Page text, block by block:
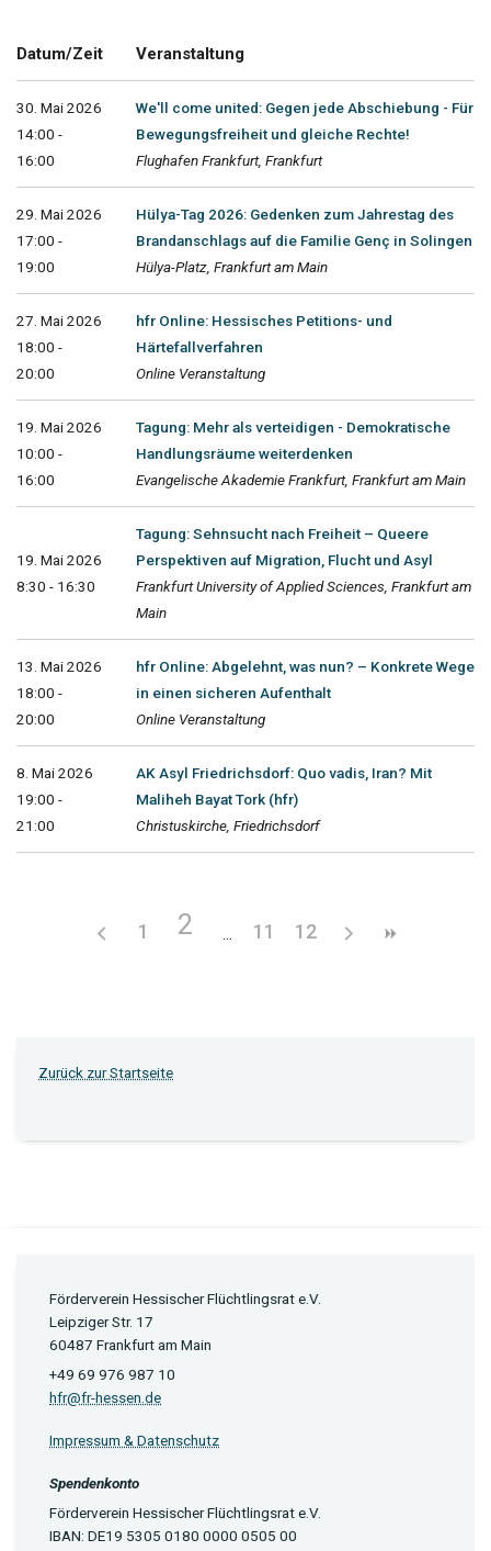
Datum/Zeit Veranstaltung
30. Mai 2026
14:00 -
16:00
We'll come united: Gegen jede Abschiebung - Für
Bewegungsfreiheit und gleiche Rechte!
Flughafen Frankfurt, Frankfurt
29. Mai 2026
17:00 -
19:00
Hülya-Tag 2026: Gedenken zum Jahrestag des
Brandanschlags auf die Familie Genç in Solingen
Hülya-Platz, Frankfurt am Main
27. Mai 2026
18:00 -
20:00
hfr Online: Hessisches Petitions- und
Härtefallverfahren
Online Veranstaltung
19. Mai 2026
10:00 -
16:00
Tagung: Mehr als verteidigen - Demokratische
Handlungsräume weiterdenken
Evangelische Akademie Frankfurt, Frankfurt am Main
19. Mai 2026
8:30 - 16:30
Tagung: Sehnsucht nach Freiheit – Queere
Perspektiven auf Migration, Flucht und Asyl
Frankfurt University of Applied Sciences, Frankfurt am
Main
13. Mai 2026
18:00 -
20:00
hfr Online: Abgelehnt, was nun? – Konkrete Wege
in einen sicheren Aufenthalt
Online Veranstaltung
8. Mai 2026
19:00 -
21:00
AK Asyl Friedrichsdorf: Quo vadis, Iran? Mit
Maliheh Bayat Tork (hfr)
Christuskirche, Friedrichsdorf
1 2 11 12
Zurück zur Startseite
Förderverein Hessischer Flüchtlingsrat e.V.
Leipziger Str. 17
60487 Frankfurt am Main
+49 69 976 987 10
hfr@fr-hessen.de
Impressum & Datenschutz
Spendenkonto
Förderverein Hessischer Flüchtlingsrat e.V.
IBAN: DE19 5305 0180 0000 0505 00